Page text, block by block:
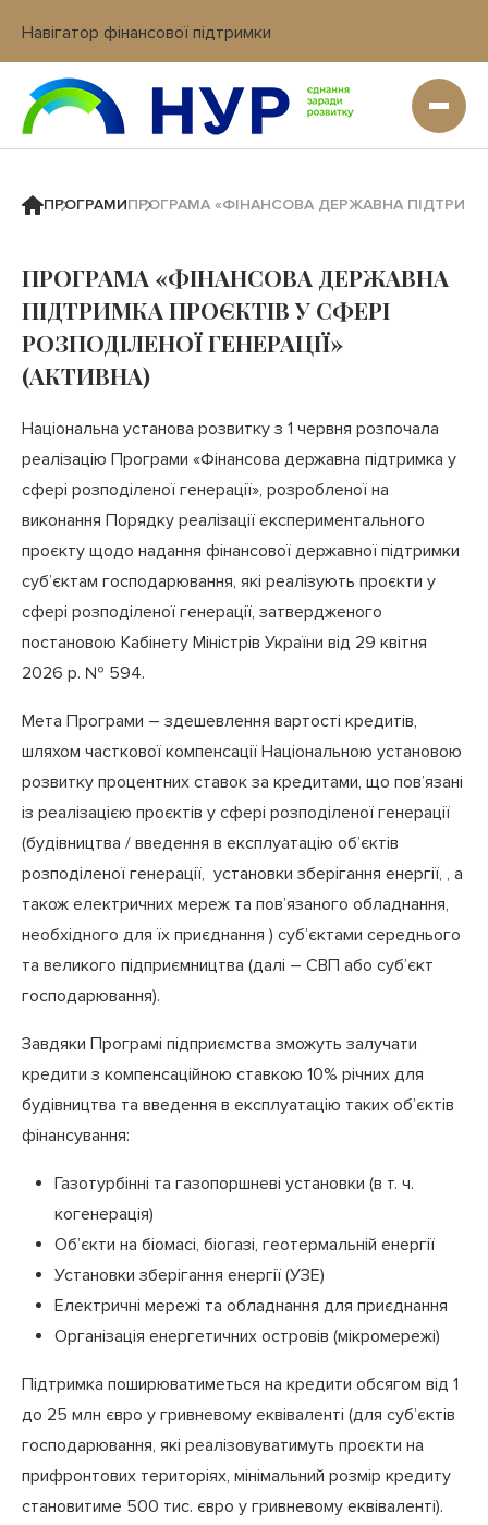
Навігатор фінансової підтримки
Вхід в кабінет IT платформи
ПРОГРАМИПРОГРАМА «ФІНАНСОВА ДЕРЖАВНА
ПРОГРАМА «ФІНАНСОВА ДЕРЖАВНА
ПІДТРИМКА ПРОЄКТІВ У СФЕРІ
РОЗПОДІЛЕНОЇ ГЕНЕРАЦІЇ»
(АКТИВНА)
Національна установа розвитку з 1 червня розпочала
реалізацію Програми «Фінансова державна підтримка у
сфері розподіленої генерації», розробленої на
виконання Порядку реалізації експериментального
проєкту щодо надання фінансової державної підтримки
суб’єктам господарювання, які реалізують проєкти у
сфері розподіленої генерації, затвердженого
постановою Кабінету Міністрів України від 29 квітня
2026 р. № 594.
Мета Програми – здешевлення вартості кредитів,
шляхом часткової компенсації Національною установою
розвитку процентних ставок за кредитами, що пов’язані
із реалізацією проєктів у сфері розподіленої генерації
(будівництва / введення в експлуатацію об’єктів
розподіленої генерації, установки зберігання енергії, , а
також електричних мереж та пов’язаного обладнання,
необхідного для їх приєднання ) суб’єктами середнього
та великого підприємництва (далі – СВП або суб’єкт
господарювання).
Завдяки Програмі підприємства зможуть залучати
кредити з компенсаційною ставкою 10% річних для
будівництва та введення в експлуатацію таких об’єктів
фінансування:
Газотурбінні та газопоршневі установки (в т. ч.
когенерація)
Об’єкти на біомасі, біогазі, геотермальній енергії
Установки зберігання енергії (УЗЕ)
Електричні мережі та обладнання для приєднання
Організація енергетичних островів (мікромережі)
Підтримка поширюватиметься на кредити обсягом від 1
до 25 млн євро у гривневому еквіваленті (для суб’єктів
господарювання, які реалізовуватимуть проєкти на
прифронтових територіях, мінімальний розмір кредиту
становитиме 500 тис. євро у гривневому еквіваленті).